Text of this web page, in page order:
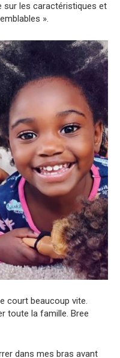
sur les caractéristiques et
».
court beaucoup vite.
toute la famille. Bree
dans mes bras avant